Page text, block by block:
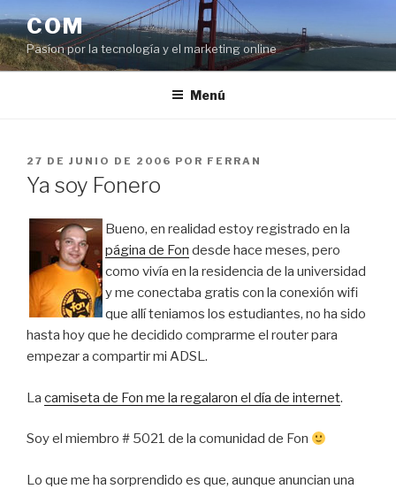
al
contenido
COM
Pasíon por la tecnología y el marketing online
Menú
PUBLICADO
EL
27 DE JUNIO DE 2006 POR FERRAN
Ya soy Fonero
Bueno, en realidad estoy registrado en la
página de Fon desde hace meses, pero
como vivía en la residencia de la universidad
y me conectaba gratis con la conexión wifi
que allí teniamos los estudiantes, no ha sido
hasta hoy que he decidido comprarme el router para
empezar a compartir mi ADSL.
La camiseta de Fon me la regalaron el día de internet.
Soy el miembro # 5021 de la comunidad de Fon
Lo que me ha sorprendido es que, aunque anuncian una